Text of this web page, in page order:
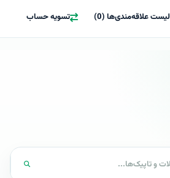
لیست علاقه‌مندی‌ها (0) تسویه حساب